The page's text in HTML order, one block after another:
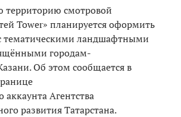
смотровой
Tower» планируется оформить
тематическими ландшафтными
городам-
Об этом сообщается в
Агентства
развития Татарстана.